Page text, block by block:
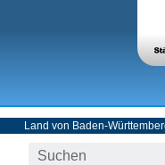
Land von Baden-